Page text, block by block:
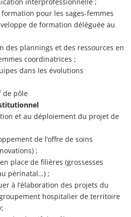
pour les sages-femmes
de formation déléguée au
des plannings et des ressources en
coordinatrices ;
dans les évolutions
de pôle
et au déploiement du projet de
de l’offre de soins
;
place de filières (grossesses
périnatal…) ;
à l’élaboration des projets du
hospitalier de territoire